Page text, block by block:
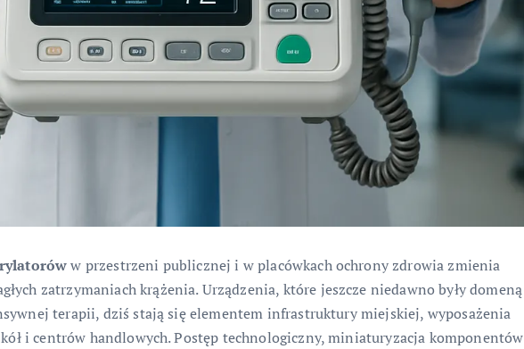
w przestrzeni publicznej i w placówkach ochrony zdrowia zmienia
zatrzymaniach krążenia. Urządzenia, które jeszcze niedawno były domeną
terapii, dziś stają się elementem infrastruktury miejskiej, wyposażenia
i centrów handlowych. Postęp technologiczny, miniaturyzacja komponentów